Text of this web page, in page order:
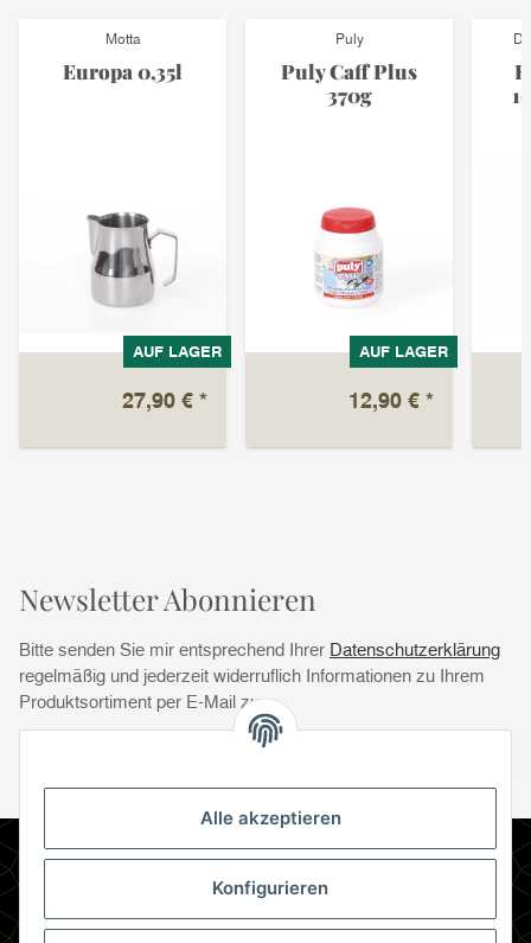
Alle akzeptieren
Konfigurieren
Motta
Europa 0,35l
AUF LAGER
27,90 € *
Puly
Puly Caff Plus
370g
AUF LAGER
12,90 € *
Newsletter Abonnieren
Bitte senden Sie mir entsprechend Ihrer Datenschutzerklärung
regelmäßig und jederzeit widerruflich Informationen zu Ihrem
Produktsortiment per E-Mail zu.
Newsletter Abonnieren
Gesetzliche Informationen